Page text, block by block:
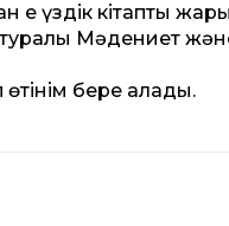
үздік кітаптың
туралы Мәдениет
бере алады.